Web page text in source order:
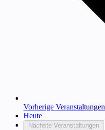
Vorherige Veranstaltungen
Heute
Nächste Veranstaltungen